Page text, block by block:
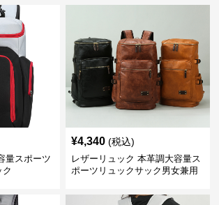
量スポーツ
¥4,340 (税込)
レザーリュック 本革調大容量ス
ポーツリュックサック男女兼用